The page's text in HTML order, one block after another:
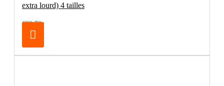
extra lourd) 4 tailles
€32.70